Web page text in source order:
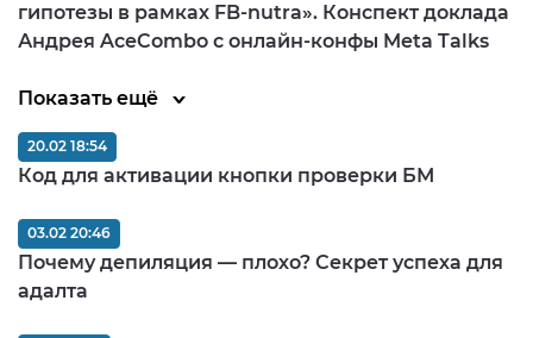
гипотезы в рамках FB-nutra». Конспект доклада
Андрея AceCombo с онлайн-конфы Meta Talks
Показать ещё
Код для активации кнопки проверки БМ
20.02 18:54
Почему депиляция — плохо? Секрет успеха для
адалта
03.02 20:46